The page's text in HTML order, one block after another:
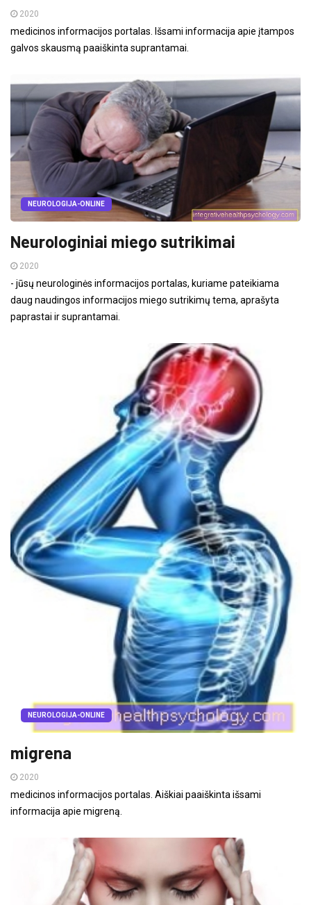
2020
medicinos informacijos portalas. Išsami informacija apie įtampos
galvos skausmą paaiškinta suprantamai.
NEUROLOGIJA-ONLINE
Neurologiniai miego sutrikimai
2020
- jūsų neurologinės informacijos portalas, kuriame pateikiama
daug naudingos informacijos miego sutrikimų tema, aprašyta
paprastai ir suprantamai.
NEUROLOGIJA-ONLINE
migrena
2020
medicinos informacijos portalas. Aiškiai paaiškinta išsami
informacija apie migreną.